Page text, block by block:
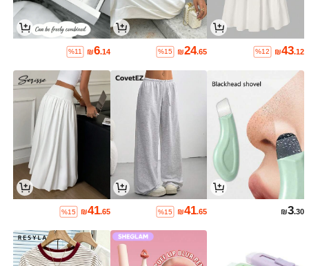
₪43.12
%12
₪24.65
%15
₪6.14
%11
₪3.30
₪41.65
%15
₪41.65
%15